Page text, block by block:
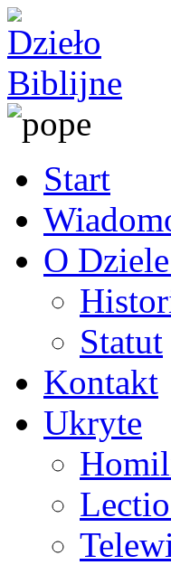
Start
O
Statut
Kontakt
Ukryte